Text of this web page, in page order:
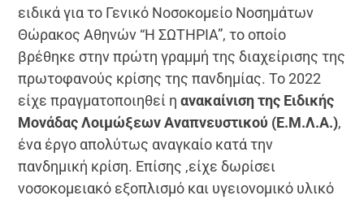
ειδικά για το Γενικό Νοσοκομείο Νοσημάτων
Θώρακος Αθηνών “Η ΣΩΤΗΡΙΑ”, το οποίο
βρέθηκε στην πρώτη γραμμή της διαχείρισης της
πρωτοφανούς κρίσης της πανδημίας. Το 2022
είχε πραγματοποιηθεί η ανακαίνιση της Ειδικής
Μονάδας Λοιμώξεων Αναπνευστικού (Ε.Μ.Λ.Α.),
ένα έργο απολύτως αναγκαίο κατά την
πανδημική κρίση. Επίσης ,είχε δωρίσει
νοσοκομειακό εξοπλισμό και υγειονομικό υλικό